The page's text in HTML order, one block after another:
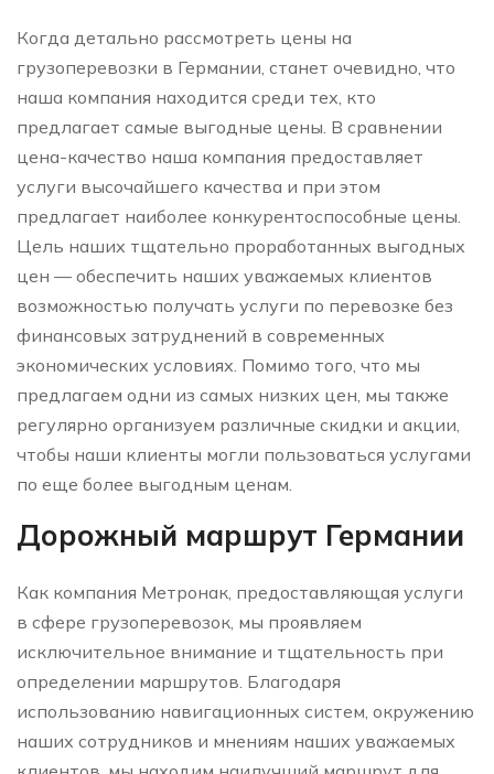
Когда детально рассмотреть цены на
грузоперевозки в Германии, станет очевидно, что
наша компания находится среди тех, кто
предлагает самые выгодные цены. В сравнении
цена-качество наша компания предоставляет
услуги высочайшего качества и при этом
предлагает наиболее конкурентоспособные цены.
Цель наших тщательно проработанных выгодных
цен — обеспечить наших уважаемых клиентов
возможностью получать услуги по перевозке без
финансовых затруднений в современных
экономических условиях. Помимо того, что мы
предлагаем одни из самых низких цен, мы также
регулярно организуем различные скидки и акции,
чтобы наши клиенты могли пользоваться услугами
по еще более выгодным ценам.
Дорожный маршрут Германии
Как компания Метронак, предоставляющая услуги
в сфере грузоперевозок, мы проявляем
исключительное внимание и тщательность при
определении маршрутов. Благодаря
использованию навигационных систем, окружению
наших сотрудников и мнениям наших уважаемых